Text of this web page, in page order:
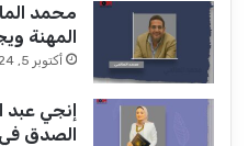
محمد
المهنة
أكتوبر 5, 2024
إنجي عبد
الصدق